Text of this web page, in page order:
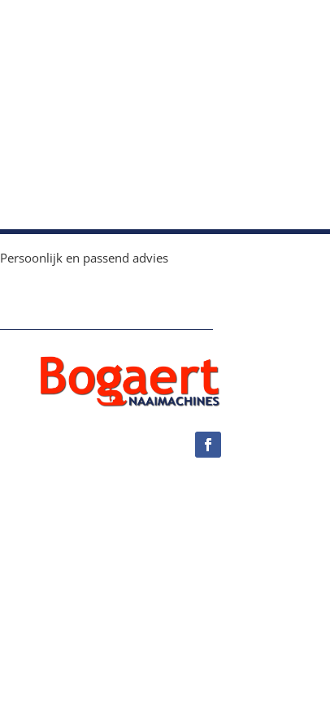
Persoonlijk en passend advies